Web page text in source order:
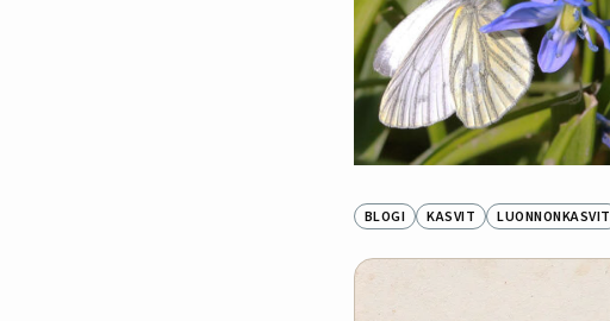
BLOGI KASVIT LUONNONKASVIT